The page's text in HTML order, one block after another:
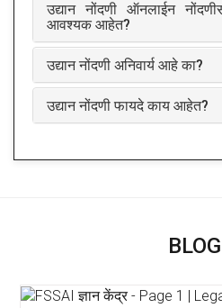
उद्यान नोंदणी ऑनलाईन
आवश्यक आहेत?
उद्यान नोंदणी अनिवार्य आहे का?
उद्यान नोंदणी फायदे काय आहेत?